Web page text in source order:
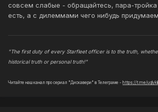
совсем слабые - обращайтесь, пара-
есть, а с дилеммами чего нибудь
"The first duty of every Starfleet officer is to the truth,
historical truth or personal truth!"
Читайте наш канал про сериал "Дискавери" в Телеграме - https://t.me/